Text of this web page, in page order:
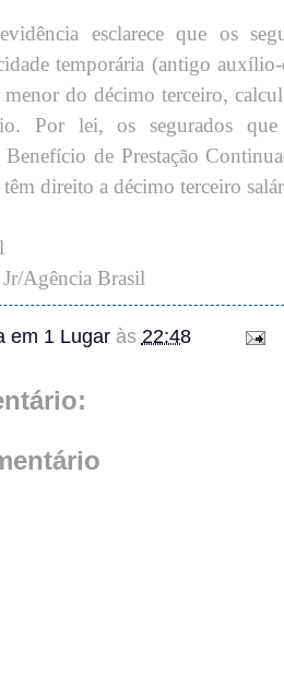
esclarece que os
temporária (antigo
do décimo terceiro,
Por lei, os segurados que
Benefício de Prestação
direito a décimo terceiro
Agência Brasil
em 1 Lugar às 22:48